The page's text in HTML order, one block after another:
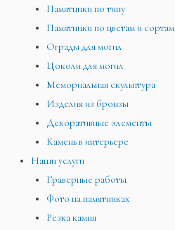
Памятники по типу
Памятники по цветам и сортам
Ограды для могил
Цоколи для могил
Мемориальная скульптура
Изделия из бронзы
Декоративные элементы
Камень в интерьере
Наши услуги
Граверные работы
Фото на памятниках
Резка камня